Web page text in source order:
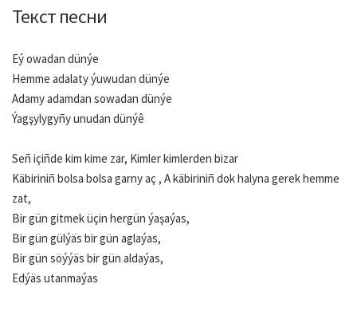
Текст песни
Eý owadan dünýe
Hemme adalaty ýuwudan dünýe
Adamy adamdan sowadan dünýe
Ýagşylygyñy unudan dünýê
Señ içiñde kim kime zar, Kimler kimlerden bizar
Käbiriniñ bolsa bolsa garny aç , A käbiriniñ dok halyna gerek hemme
zat,
Bir gün gitmek üçin hergün ýaşaýas,
Bir gün gülýäs bir gün aglaýas,
Bir gün söýýäs bir gün aldaýas,
Edýäs utanmaýas